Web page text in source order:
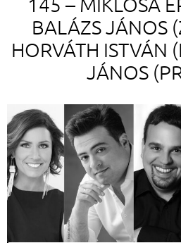
145 – MIKLÓSA
BALÁZS JÁNOS
HORVÁTH ISTVÁN
JÁNOS